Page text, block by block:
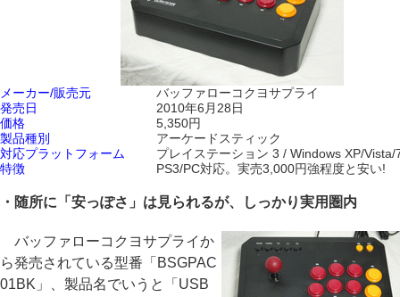
メーカー/販売元
バッファローコクヨサプライ
発売日
2010年6月28日
価格
5,350円
製品種別
アーケードスティック
対応プラットフォーム
プレイステーション 3 / Windows XP/Vista/
特徴
PS3/PC対応。実売3,000円強程度と安い!
・随所に「安っぽさ」は見られるが、しっかり実用圏内
バッファローコクヨサプライか
ら発売されている型番「BSGPAC
01BK」、製品名でいうと「USB